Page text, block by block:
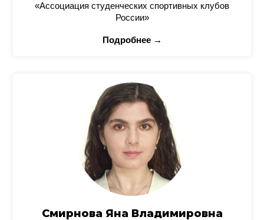
«Ассоциация студенческих спортивных клубов
России»
Подробнее →
Смирнова Яна Владимировна